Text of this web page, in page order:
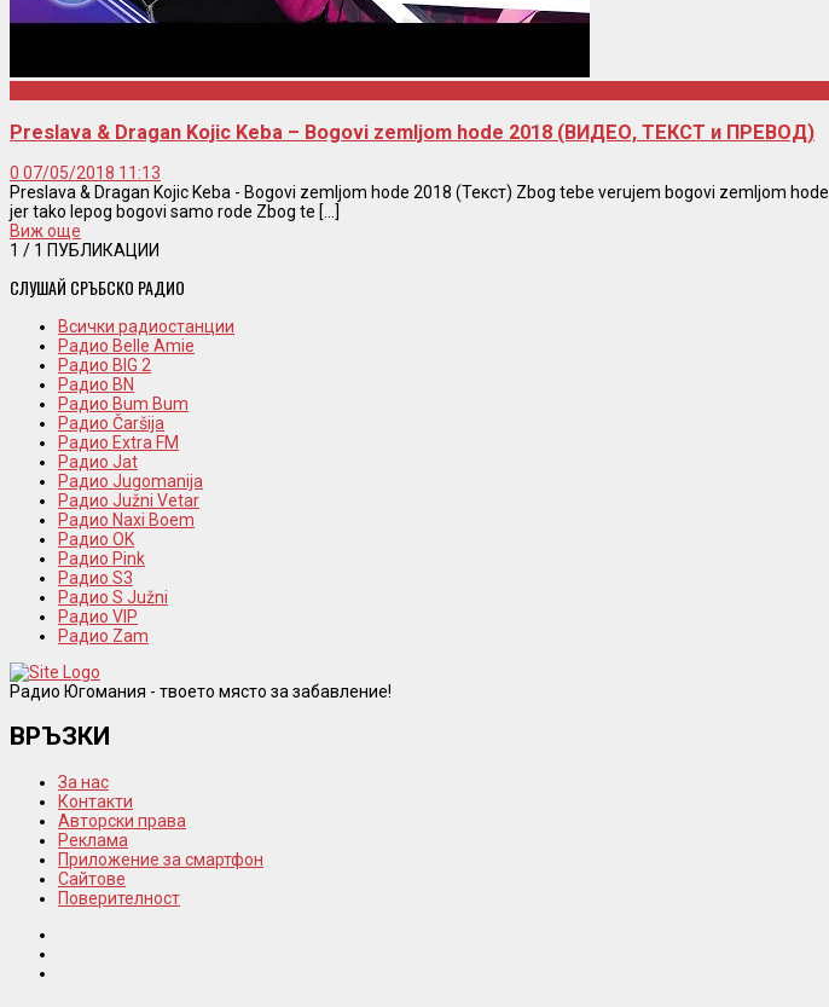
Preslava & Dragan Kojic Keba – Bogovi zemljom hode 2018 (ВИДЕО, ТЕКСТ и ПРЕВОД)
0 07/05/2018 11:13
Preslava & Dragan Kojic Keba - Bogovi zemljom hode 2018 (Текст) Zbog tebe verujem bogovi zemljom hode
jer tako lepog bogovi samo rode Zbog te [...]
Виж още
1 / 1 ПУБЛИКАЦИИ
СЛУШАЙ СРЪБСКО РАДИО
Всички радиостанции
Радио Belle Amie
Радио BIG 2
Радио BN
Радио Bum Bum
Радио Čaršija
Радио Extra FM
Радио Jat
Радио Jugomanija
Радио Južni Vetar
Радио Naxi Boem
Радио OK
Радио Pink
Радио S3
Радио S Južni
Радио VIP
Радио Zam
Радио Югомания - твоето място за забавление!
ВРЪЗКИ
За нас
Контакти
Авторски права
Реклама
Приложение за смартфон
Сайтове
Поверителност